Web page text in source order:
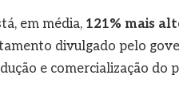
em média, 121% mais
divulgado pelo
e comercialização do